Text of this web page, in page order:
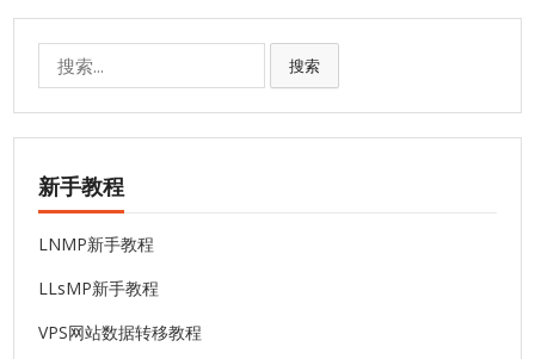
搜索
新手教程
LNMP新手教程
LLsMP新手教程
VPS网站数据转移教程